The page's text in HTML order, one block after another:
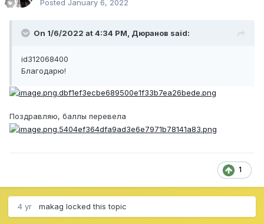
Posted January 6, 2022
On 1/6/2022 at 4:34 PM, Дюранов said:
id312068400
Благодарю!
Поздравляю, баллы перевела
1
4 yr makag locked this topic